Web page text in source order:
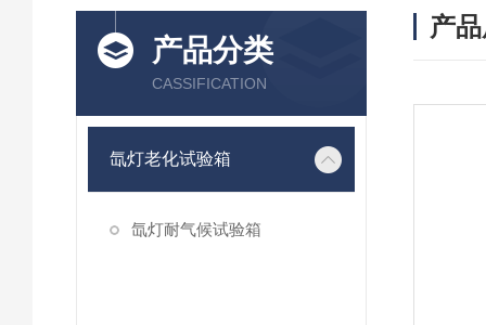
产品分类
CASSIFICATION
氙灯老化试验箱
氙灯耐气候试验箱
产